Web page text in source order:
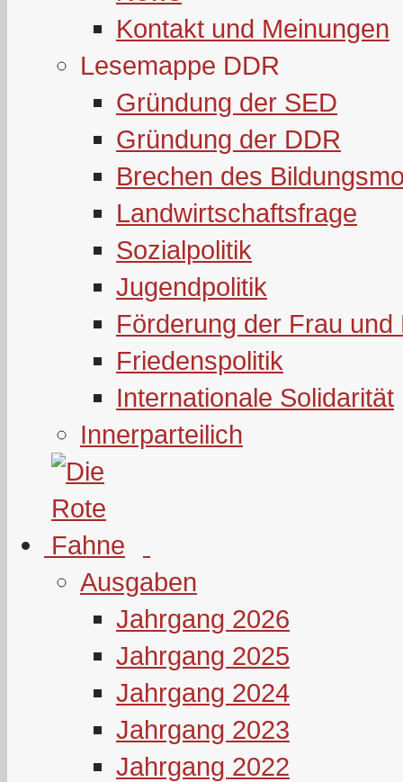
Kontakt und Meinungen
Lesemappe DDR
Gründung der SED
Gründung der DDR
Brechen des
Landwirtschaftsfrage
Sozialpolitik
Jugendpolitik
Förderung der Frau und
Friedenspolitik
Internationale Solidarität
Innerparteilich
Ausgaben
Jahrgang 2026
Jahrgang 2025
Jahrgang 2024
Jahrgang 2023
Jahrgang 2022